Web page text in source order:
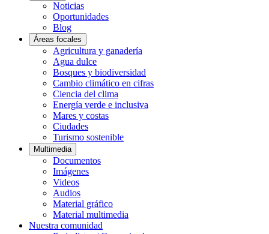
Noticias
Oportunidades
Blog
Áreas focales
Agricultura y ganadería
Agua dulce
Bosques y biodiversidad
Cambio climático en cifras
Ciencia del clima
Energía verde e inclusiva
Mares y costas
Ciudades
Turismo sostenible
Multimedia
Documentos
Imágenes
Videos
Audios
Material gráfico
Material multimedia
Nuestra comunidad